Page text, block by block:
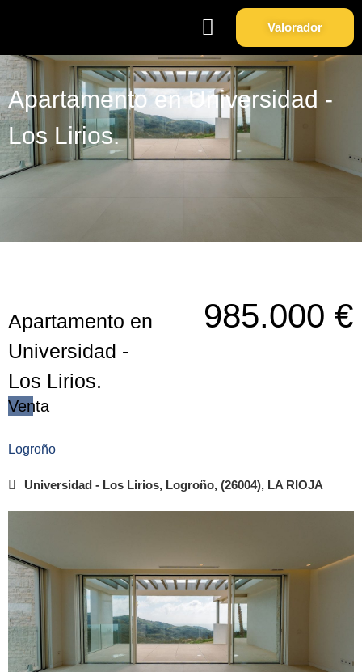
Valorador
Apartamento en Universidad -
Los Lirios.
Apartamento en
Universidad -
Los Lirios.
985.000 €
Venta
Logroño
Universidad - Los Lirios, Logroño, (26004), LA RIOJA